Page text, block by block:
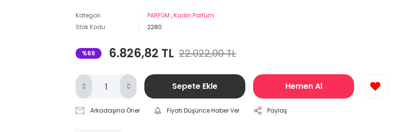
Kategori PARFÜM ,Kadın Parfüm
Stok Kodu
2280
%69 6.826,82 TL 22.022,00 TL
Sepete Ekle Hemen Al
Arkadaşına Öner Fiyatı Düşünce Haber Ver Paylaş